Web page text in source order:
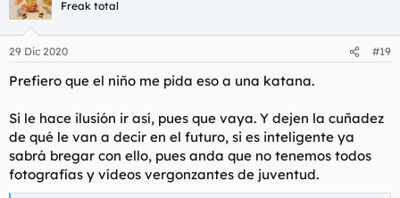
Freak total
29 Dic 2020 #19
Prefiero que el niño me pida eso a una katana.
Si le hace ilusión ir así, pues que vaya. Y dejen la cuñadez
de qué le van a decir en el futuro, si es inteligente ya
sabrá bregar con ello, pues anda que no tenemos todos
fotografías y vídeos vergonzantes de juventud.